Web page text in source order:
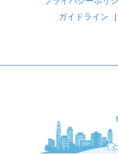
ガイドライン
|